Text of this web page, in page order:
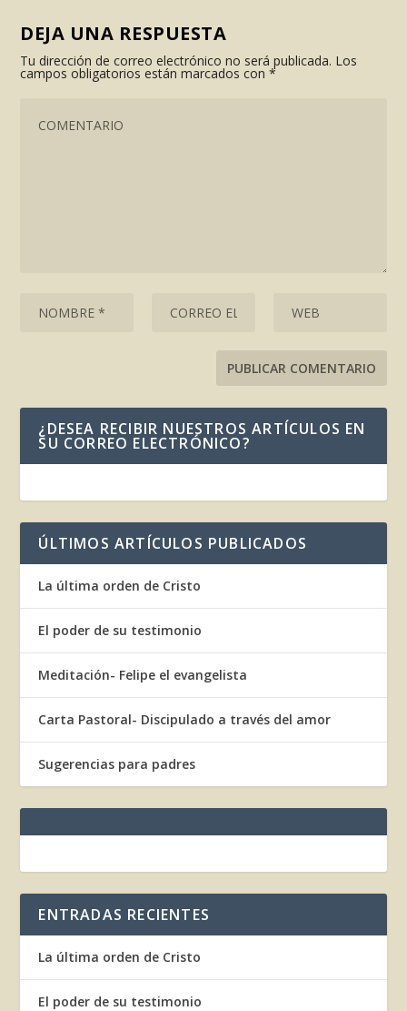
DEJA UNA RESPUESTA
Tu dirección de correo electrónico no será publicada. Los
campos obligatorios están marcados con*
¿DESEA RECIBIR NUESTROS ARTÍCULOS EN
SU CORREO ELECTRÓNICO?
ÚLTIMOS ARTÍCULOS PUBLICADOS
La última orden de Cristo
El poder de su testimonio
Meditación- Felipe el evangelista
Carta Pastoral- Discipulado a través del amor
Sugerencias para padres
ENTRADAS RECIENTES
La última orden de Cristo
El poder de su testimonio